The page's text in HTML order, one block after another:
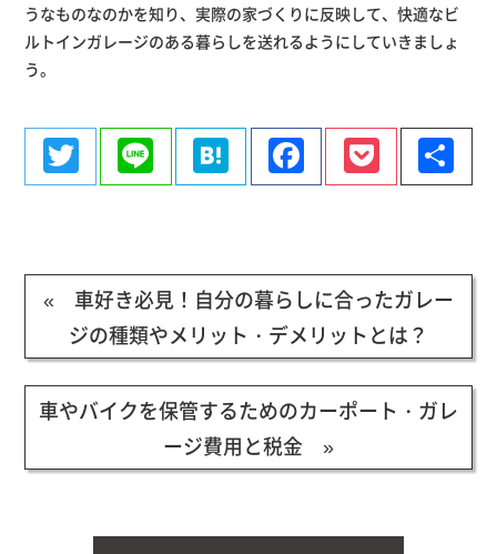
うなものなのかを知り、実際の家づくりに反映して、快適なビ
ルトインガレージのある暮らしを送れるようにしていきましょ
う。
TwitterLine HatenaFacebook
Pocket
有
« 車好き必見！自分の暮らしに合ったガレー
ジの種類やメリット・デメリットとは？
車やバイクを保管するためのカーポート・ガレ
ージ費用と税金 »